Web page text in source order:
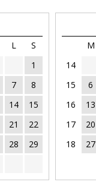
L
S
1
7
8
14
15
21
22
28
29
M
14
15
6
16
13
17
20
18
27